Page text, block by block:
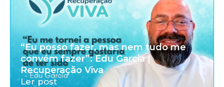
“Eu posso fazer, mas nem tudo me
convém fazer”: Edu Garcia |
Recuperação Viva
Ler post